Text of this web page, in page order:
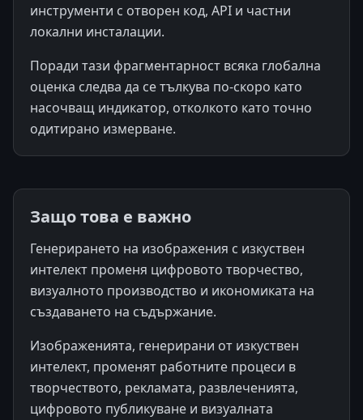
инструменти с отворен код, API и частни
локални инсталации.
Поради тази фрагментарност всяка глобална
оценка следва да се тълкува по-скоро като
насочващ индикатор, отколкото като точно
одитирано измерване.
Защо това е важно
Генерирането на изображения с изкуствен
интелект променя цифровото творчество,
визуалното производство и икономиката на
създаването на съдържание.
Изображенията, генерирани от изкуствен
интелект, променят работните процеси в
творчеството, рекламата, развлеченията,
цифровото публикуване и визуалната